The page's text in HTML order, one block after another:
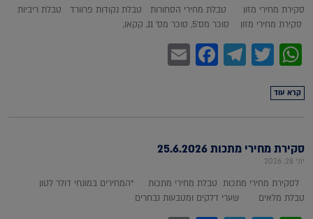
סקירת מחירי מזון טבלת מחירי הסחורות טבלת נקודות פרוורד טבלת ריביות
סקירת מחירי מזון סוכר מס'5, סוכר מס' 11, קקאו,
WhatsApp
Twitter
Telegram
Facebook
קרא עוד
סקירת מחירי מתכות 25.6.2026
יוני 28, 2026
לסקירת מחירי מתכות טבלת מחירי מתכות *המחירים במונחי דולר לטון
טבלת מלאים שערי דלקים ומטבעות נבחרים